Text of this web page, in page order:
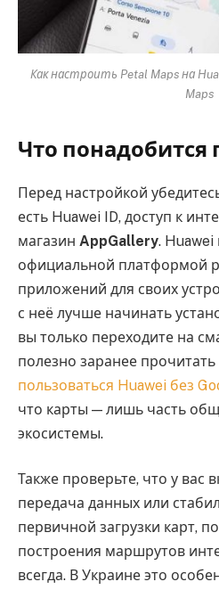
Как настроить Petal Maps на
Maps
Что понадобится
Перед настройкой
есть Huawei ID, доступ к
магазин AppGallery.
официальной платформой
приложений для своих
с неё лучше начинать
вы только переходите на
полезно заранее
пользоваться Huawei без
что карты — лишь часть
экосистемы.
Также проверьте, что у вас
передача данных или
первичной загрузки карт,
построения маршрутов
всегда. В Украине это